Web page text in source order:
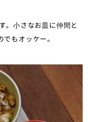
。小さなお皿に仲間と
もオッケー。